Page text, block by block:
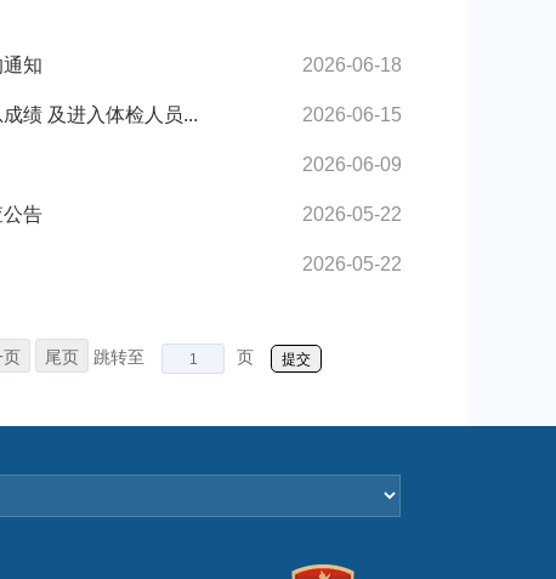
知 2026-06-18
绩 及进入体检人员... 2026-06-15
2026-06-09
告 2026-05-22
2026-05-22
页 尾页 跳转至 页